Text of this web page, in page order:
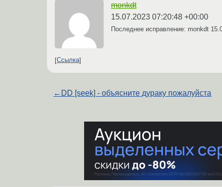
monkdt
15.07.2023 07:20:48 +00:00
Последнее исправление: monkdt
Ссылка
← DD [seek] - объясните дураку пожалуйста